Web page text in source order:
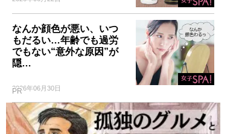
なんか顔色が悪い、いつ
もだるい…年齢でも過労
でもない“意外な原因”が
隠…
2026年06月30日
PR